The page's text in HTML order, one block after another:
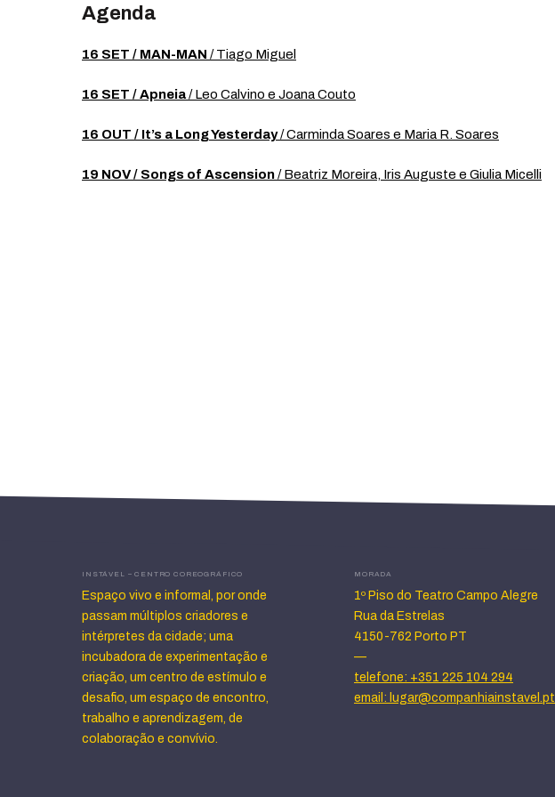
Agenda
16 SET / MAN-MAN / Tiago Miguel
16 SET / Apneia/ Leo Calvino e Joana Couto
16 OUT / It’s a Long Yesterday/ Carminda Soares e Maria R. Soares
19 NOV / Songs of Ascension/ Beatriz Moreira, Iris Auguste e Giulia Micelli
INSTÁVEL – CENTRO COREOGRÁFICO
Espaço vivo e informal, por onde
passam múltiplos criadores e
intérpretes da cidade; uma
incubadora de experimentação e
criação, um centro de estímulo e
desafio, um espaço de encontro,
trabalho e aprendizagem, de
colaboração e convívio.
MORADA
1º Piso do Teatro Campo Alegre
Rua da Estrelas
4150-762 Porto PT
—
telefone: +351 225 104 294
email: lugar@companhiainstavel.pt